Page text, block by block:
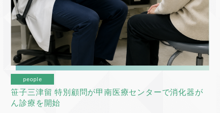
people
笹子三津留 特別顧問が甲南医療センターで消化器が
ん診療を開始